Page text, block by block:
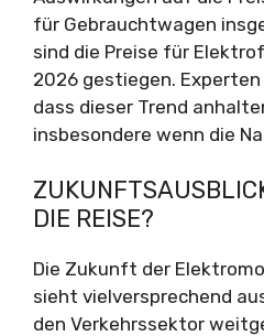
für Gebrauchtwagen
sind die Preise für
2026 gestiegen.
dass dieser Trend
insbesondere wenn die
DIE REISE?
Die Zukunft der
sieht vielversprechend
den Verkehrssektor